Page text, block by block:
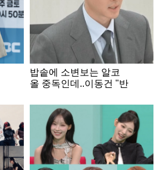
밥솥에 소변보는 알코
올 중독인데..이동건 "반
캠]